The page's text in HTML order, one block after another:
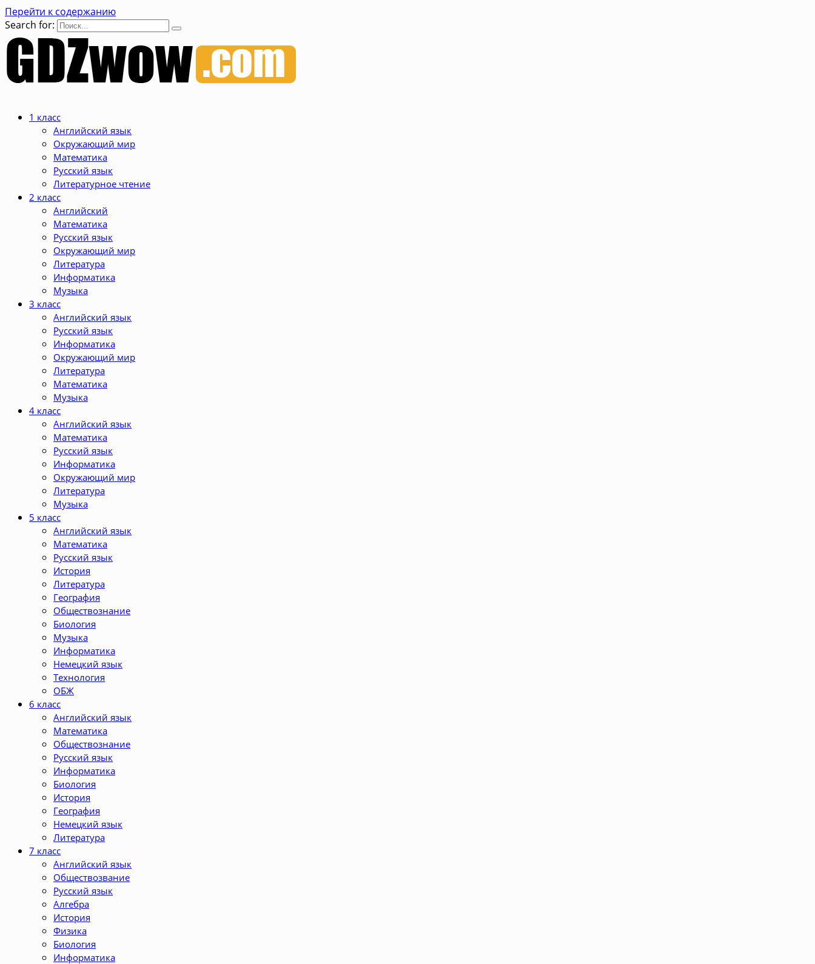
Перейти к содержанию
Search for:
1 класс
Английский язык
Окружающий мир
Математика
Русский язык
Литературное чтение
2 класс
Английский
Математика
Русский язык
Окружающий мир
Литература
Информатика
Музыка
3 класс
Английский язык
Русский язык
Информатика
Окружающий мир
Литература
Математика
Музыка
4 класс
Английский язык
Математика
Русский язык
Информатика
Окружающий мир
Литература
Музыка
5 класс
Английский язык
Математика
Русский язык
История
Литература
География
Обществознание
Биология
Музыка
Информатика
Немецкий язык
Технология
ОБЖ
6 класс
Английский язык
Математика
Обществознание
Русский язык
Информатика
Биология
История
География
Немецкий язык
Литература
7 класс
Английский язык
Обществозвание
Русский язык
Алгебра
История
Физика
Биология
Информатика